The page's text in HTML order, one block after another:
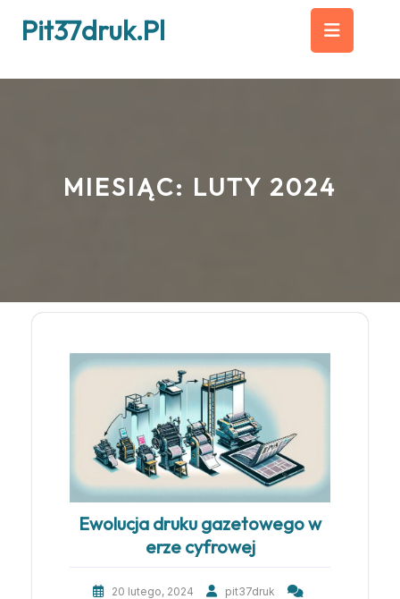
Pit37druk.pl
MIESIĄC: LUTY 2024
Ewolucja druku gazetowego w
erze cyfrowej
20 lutego, 2024
pit37druk